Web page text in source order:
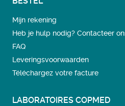
Mijn rekening
Heb je hulp nodig? Contacteer
FAQ
Leveringsvoorwaarden
Téléchargez votre facture
LABORATOIRES COPMED